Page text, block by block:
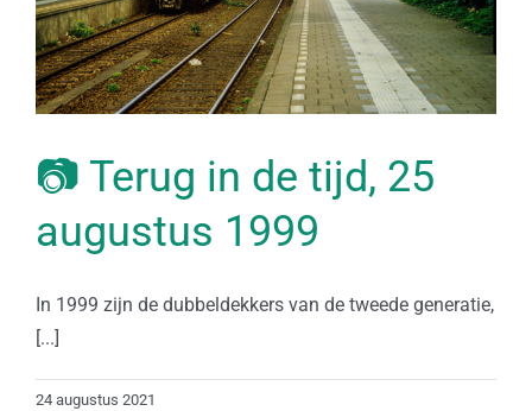
📷 Terug in de tijd, 25
augustus 1999
In 1999 zijn de dubbeldekkers van de tweede generatie,
[...]
24 augustus 2021